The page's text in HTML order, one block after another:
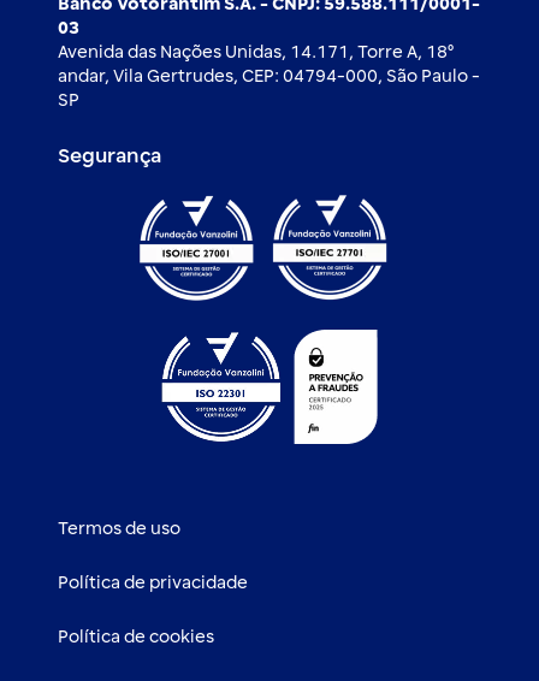
Banco Votorantim S.A. - CNPJ: 59.588.111/0001-
03
Avenida das Nações Unidas, 14.171, Torre A, 18⁰
andar, Vila Gertrudes, CEP: 04794-000, São Paulo -
SP
Segurança
Termos de uso
Política de privacidade
Política de cookies